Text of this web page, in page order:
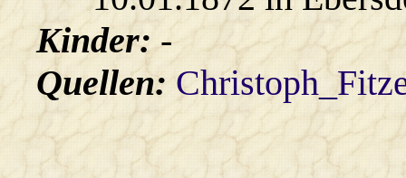
Kinder:-
Quellen: